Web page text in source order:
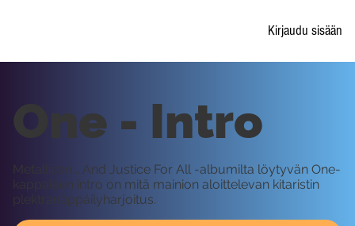
Kirjaudu sisään
One - Intro
Metallican ...And Justice For All -albumilta löytyvän One-
kappaleen intro on mitä mainion aloittelevan kitaristin
plektranäppäilyharjoitus.